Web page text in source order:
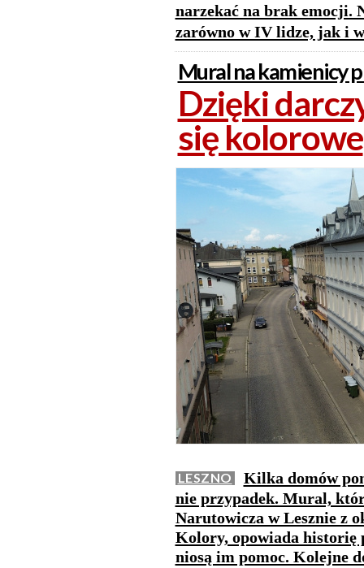
narzekać na brak emocji.
zarówno w IV lidze, jak i
Mural na kamienicy
Dzięki
się kolorowe
LESZNO
Kilka domów
nie przypadek. Mural,
Narutowicza w Lesznie z
Kolory, opowiada historię
niosą im pomoc. Kolejne